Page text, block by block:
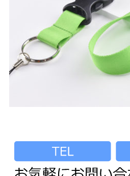
よくあるご質問
会社概要
お問い合わせ
オプションパーツ